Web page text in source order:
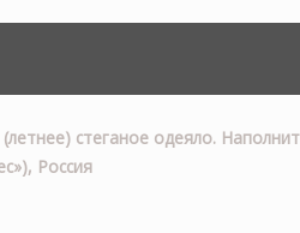
стеганое одеяло.
Россия